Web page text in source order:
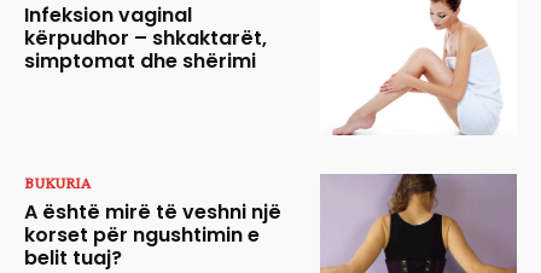
Infeksion vaginal
kërpudhor – shkaktarët,
simptomat dhe shërimi
BUKURIA
A është mirë të veshni një
korset për ngushtimin e
belit tuaj?